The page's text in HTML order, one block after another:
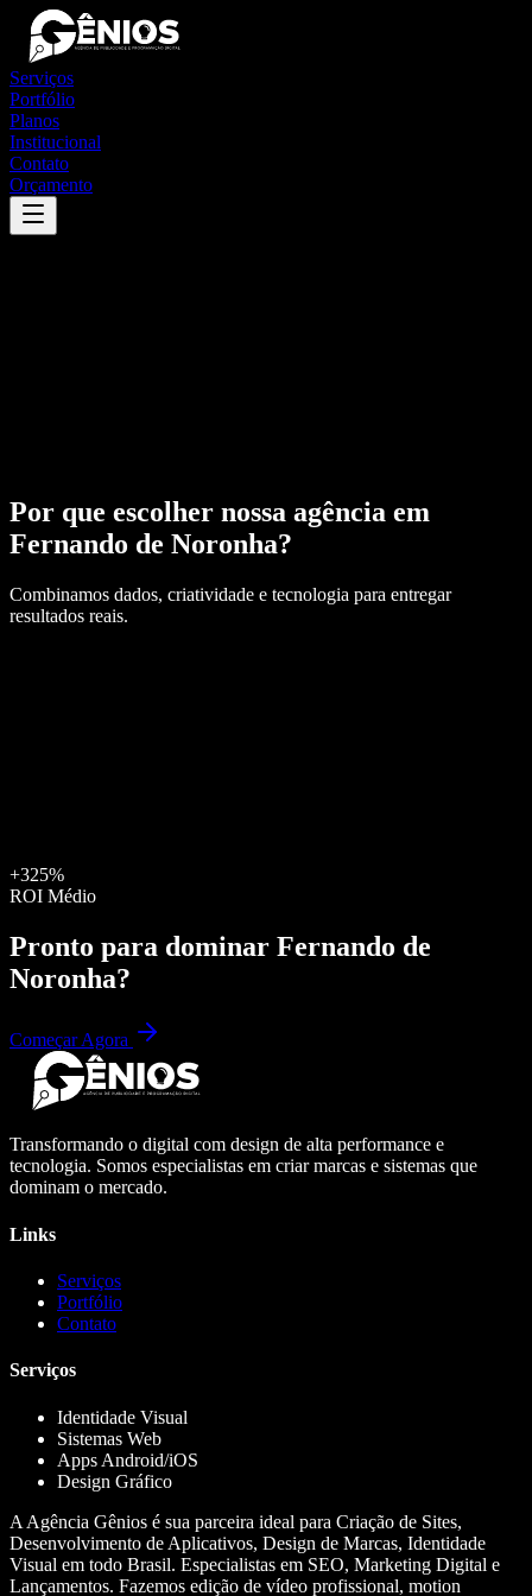
Serviços
Portfólio
Planos
Institucional
Contato
Orçamento
Por que escolher nossa agência em
Fernando de Noronha?
Combinamos dados, criatividade e tecnologia para entregar
resultados reais.
+325%
ROI Médio
Pronto para dominar Fernando de
Noronha?
Começar Agora
Transformando o digital com design de alta performance e
tecnologia. Somos especialistas em criar marcas e sistemas que
dominam o mercado.
Links
Serviços
Portfólio
Contato
Serviços
Identidade Visual
Sistemas Web
Apps Android/iOS
Design Gráfico
A Agência Gênios é sua parceira ideal para Criação de Sites,
Desenvolvimento de Aplicativos, Design de Marcas, Identidade
Visual em todo Brasil. Especialistas em SEO, Marketing Digital e
Lançamentos. Fazemos edição de vídeo profissional, motion